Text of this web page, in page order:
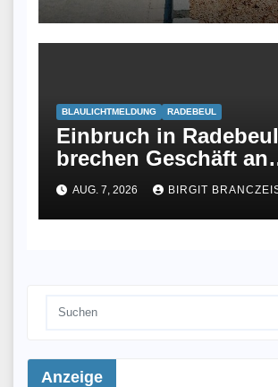
BLAULICHTMELDUNG RADEBEUL
Einbruch in
brechen Geschäft an
Meißner Straße auf
AUG. 7, 2026 BIRGIT
Anzeige